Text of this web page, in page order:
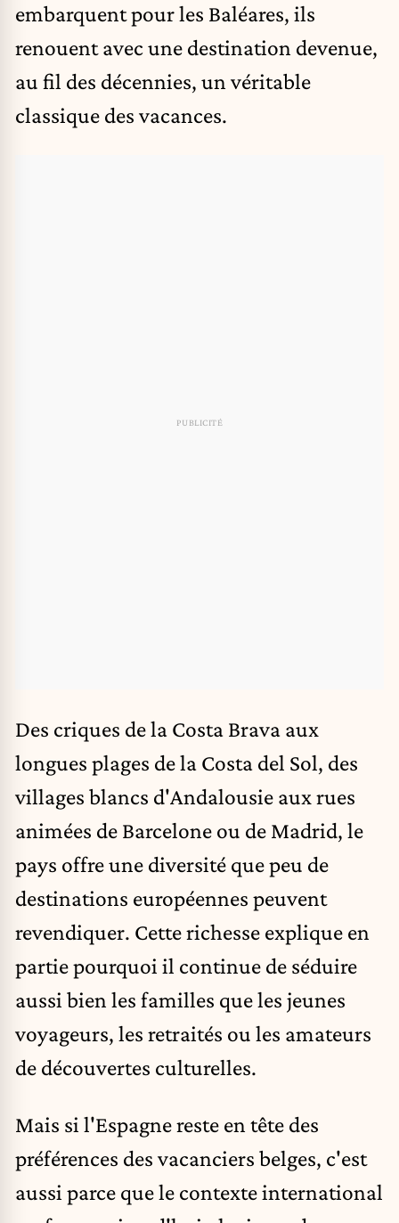
embarquent pour les Baléares, ils
renouent avec une destination devenue,
au fil des décennies, un véritable
classique des vacances.
Des criques de la Costa Brava aux
longues plages de la Costa del Sol, des
villages blancs d'Andalousie aux rues
animées de Barcelone ou de Madrid, le
pays offre une diversité que peu de
destinations européennes peuvent
revendiquer. Cette richesse explique en
partie pourquoi il continue de séduire
aussi bien les familles que les jeunes
voyageurs, les retraités ou les amateurs
de découvertes culturelles.
Mais si l'Espagne reste en tête des
préférences des vacanciers belges, c'est
aussi parce que le contexte international